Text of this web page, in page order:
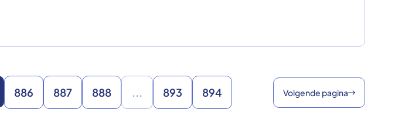
886 887 888 ... 893 894 Volgende pagina